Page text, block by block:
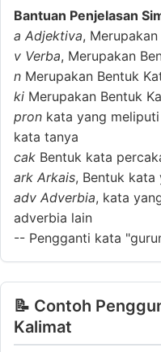
Bantuan Penjelasan
a Adjektiva,
v Verba, Merupakan
n Merupakan Bentuk
ki Merupakan Bentuk
pron kata yang
kata tanya
cak Bentuk kata
ark Arkais, Bentuk
adv Adverbia, kata
adverbia lain
-- Pengganti kata
📝 Contoh
Kalimat